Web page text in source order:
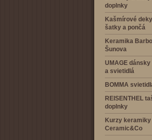
doplnky
Kašmírové
šatky a pončá
Keramika
Šunova
UMAGE
a svietidlá
BOMMA
REISENTHEL
doplnky
Kurzy keramiky
Ceramic&Co